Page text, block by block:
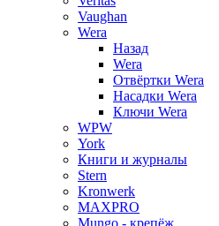
Vaughan
Wera
Назад
Wera
Отвёртки Wera
Насадки Wera
Ключи Wera
WPW
York
Книги и журналы
Stern
Kronwerk
MAXPRO
Mungo - крепёж